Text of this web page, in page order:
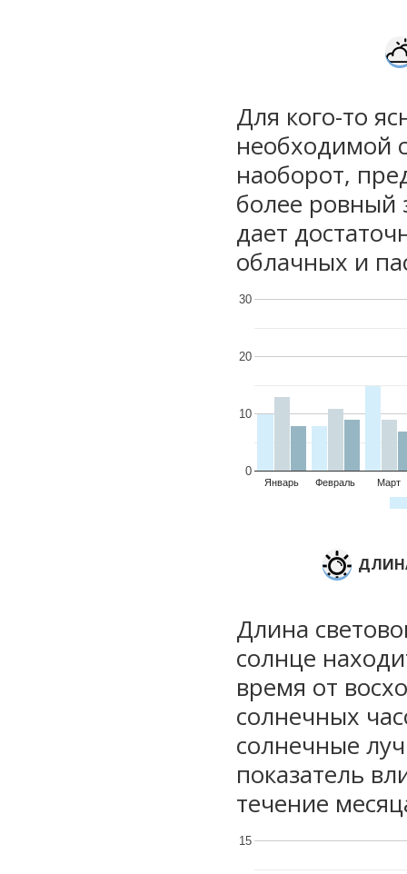
Для кого-то
необходимой
наоборот,
более ровный
дает
облачных и
Январь Февраль Март
0
10
20
30
Длина
солнце
время от
солнечных
солнечные
показатель
течение
15